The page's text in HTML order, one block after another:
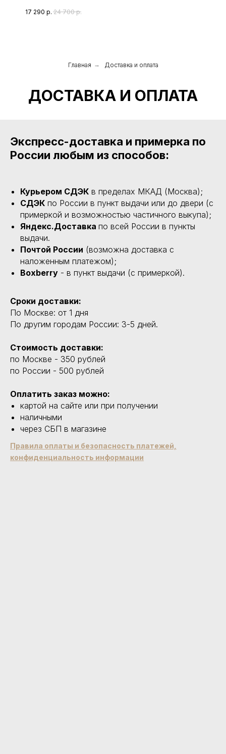
17 290 р. 24 700 р.
Главная → Доставка и оплата
ДОСТАВКА И ОПЛАТА
Экспресс-доставка и примерка по
России любым из способов:
Курьером СДЭК в пределах МКАД (Москва);
СДЭК по России в пункт выдачи или до двери (с
примеркой и возможностью частичного выкупа);
Яндекс.Доставка по всей России в пункты
выдачи.
Почтой России (возможна доставка с
наложенным платежом);
Boxberry - в пункт выдачи (с примеркой).
Сроки доставки:
По Москве: от 1 дня
По другим городам России: 3-5 дней.
Стоимость доставки:
по Москве - 350 рублей
по России - 500 рублей
Оплатить заказ можно:
картой на сайте или при получении
наличными
через СБП в магазине
Правила оплаты и безопасность платежей,
конфиденциальность информации